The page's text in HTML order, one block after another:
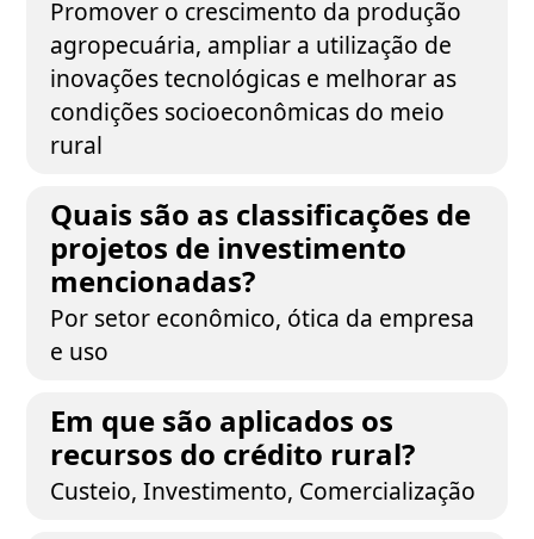
Promover o crescimento da produção
agropecuária, ampliar a utilização de
inovações tecnológicas e melhorar as
condições socioeconômicas do meio
rural
Quais são as classificações de
projetos de investimento
mencionadas?
Por setor econômico, ótica da empresa
e uso
Em que são aplicados os
recursos do crédito rural?
Custeio, Investimento, Comercialização